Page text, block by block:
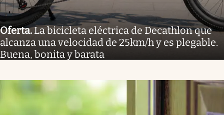
Oferta.La bicicleta eléctrica de Decathlon que
alcanza una velocidad de 25km/h y es plegable.
Buena, bonita y barata